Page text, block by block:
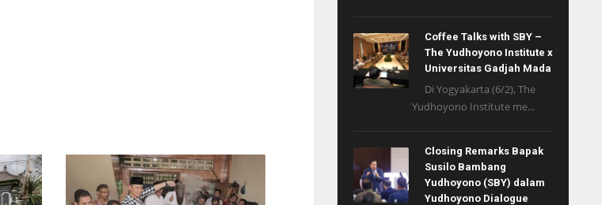
Coffee Talks with SBY –
The Yudhoyono Institute x
Universitas Gadjah Mada
Di Yogyakarta (6/2), The
Yudhoyono Institute me...
Closing Remarks Bapak
Susilo Bambang
Yudhoyono (SBY) dalam
Yudhoyono Dialogue